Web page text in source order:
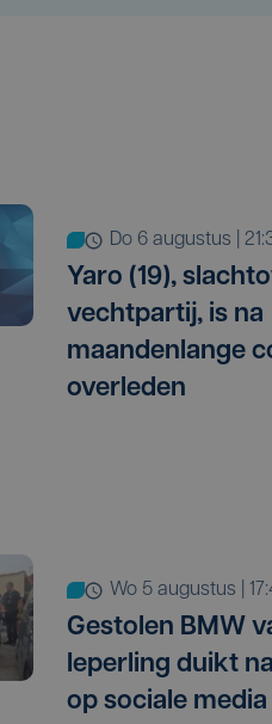
do 6 augustus |
Yaro (19),
vechtpartij, is na
maandenlange
overleden
wo 5 augustus |
Gestolen BMW
Ieperling duikt
op sociale